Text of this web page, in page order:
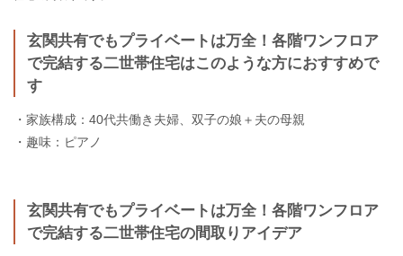
玄関共有でもプライベートは万全！各階ワンフロア
で完結する二世帯住宅はこのような方におすすめで
す
・家族構成：40代共働き夫婦、双子の娘＋夫の母親
・趣味：ピアノ
玄関共有でもプライベートは万全！各階ワンフロア
で完結する二世帯住宅の間取りアイデア